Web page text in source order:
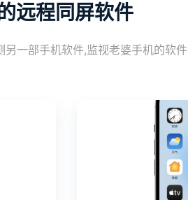
远程同屏软件
一部手机软件,监视老婆手机的软件